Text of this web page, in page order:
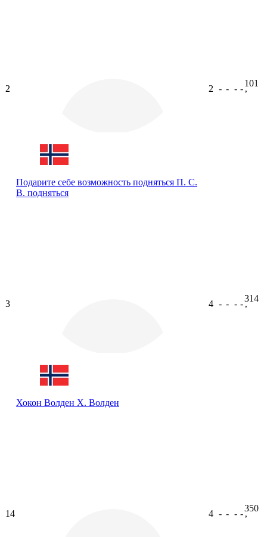
2
Подарите себе возможность подняться П. С.
В. подняться
2 - - - -
101
ʼ
3
Хокон Волден Х. Волден
4 - - - -
314
ʼ
14 4 - - - -
350
ʼ